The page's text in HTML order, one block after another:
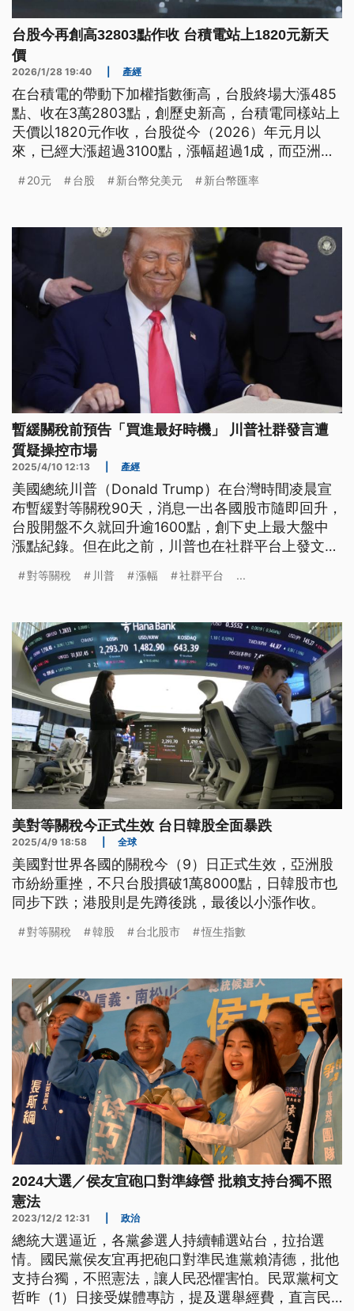
台股今再創高32803點作收 台積電站上1820元新天
價
2026/1/28 19:40 產經
在台積電的帶動下加權指數衝高，台股終場大漲485
點、收在3萬2803點，創歷史新高，台積電同樣站上
天價以1820元作收，台股從今（2026）年元月以
來，已經大漲超過3100點，漲幅超過1成，而亞洲股
析，台股和韓股是受惠半導體類股帶頭衝，讓股市有
在31.32元，創下近1個月新高。
20元 台股 新台幣兌美元 新台幣匯率
暫緩關稅前預告「買進最好時機」 川普社群發言遭
質疑操控市場
2025/4/10 12:13 產經
美國總統川普（Donald Trump）在台灣時間凌晨宣
布暫緩對等關稅90天，消息一出各國股市隨即回升，
台股開盤不久就回升逾1600點，創下史上最大盤中
漲點紀錄。但在此之前，川普也在社群平台上發文
貼文是在履行總統職責，安撫市場、讓美國人民對經
對等關稅 川普 漲幅 社群平台 ...
美對等關稅今正式生效 台日韓股全面暴跌
2025/4/9 18:58 全球
美國對世界各國的關稅今（9）日正式生效，亞洲股
市紛紛重挫，不只台股摜破1萬8000點，日韓股市也
同步下跌；港股則是先蹲後跳，最後以小漲作收。
對等關稅 韓股 台北股市 恆生指數
2024大選／侯友宜砲口對準綠營 批賴支持台獨不照
憲法
2023/12/2 12:31 政治
總統大選逼近，各黨參選人持續輔選站台，拉抬選
情。國民黨侯友宜再把砲口對準民進黨賴清德，批他
支持台獨，不照憲法，讓人民恐懼害怕。民眾黨柯文
哲昨（1）日接受媒體專訪，提及選舉經費，直言民